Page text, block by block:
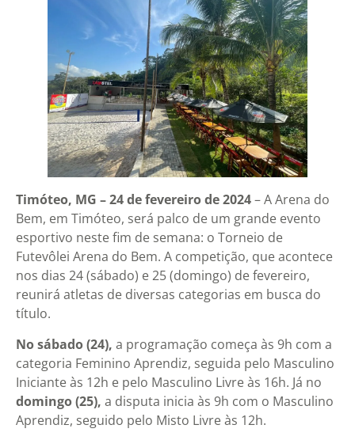
Timóteo, MG – 24 de fevereiro de 2024– A Arena do
Bem, em Timóteo, será palco de um grande evento
esportivo neste fim de semana: o Torneio de
Futevôlei Arena do Bem. A competição, que acontece
nos dias 24 (sábado) e 25 (domingo) de fevereiro,
reunirá atletas de diversas categorias em busca do
título.
No sábado (24), a programação começa às 9h com a
categoria Feminino Aprendiz, seguida pelo Masculino
Iniciante às 12h e pelo Masculino Livre às 16h. Já no
domingo (25), a disputa inicia às 9h com o Masculino
Aprendiz, seguido pelo Misto Livre às 12h.